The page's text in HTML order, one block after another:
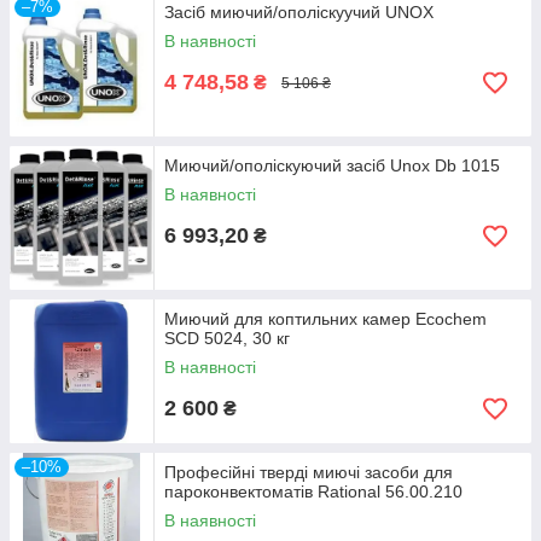
–7%
Засіб миючий/ополіскуучий UNOX
В наявності
4 748,58 ₴ 5 106 ₴
Миючий/ополіскуючий засіб Unox Db 1015
В наявності
6 993,20 ₴
Миючий для коптильних камер Ecochem
SCD 5024, 30 кг
В наявності
2 600 ₴
–10%
Професійні тверді миючі засоби для
пароконвектоматів Rational 56.00.210
В наявності